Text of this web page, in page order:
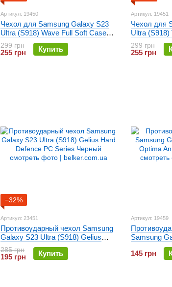
Артикул: 19450
Чехол для Samsung Galaxy S23
Ultra (S918) Wave Full Soft Case
Зеленый
299 грн
255 грн Купить
Артикул: 19451
Чехол для
Ultra (S918)
Синий
299 грн
255 грн
−32%
Артикул: 23451
Противоударный чехол Samsung
Galaxy S23 Ultra (S918) Gelius
Hard Defence PC Series Черный
285 грн
195 грн Купить
Артикул: 19459
Samsung
Optima
145 грн